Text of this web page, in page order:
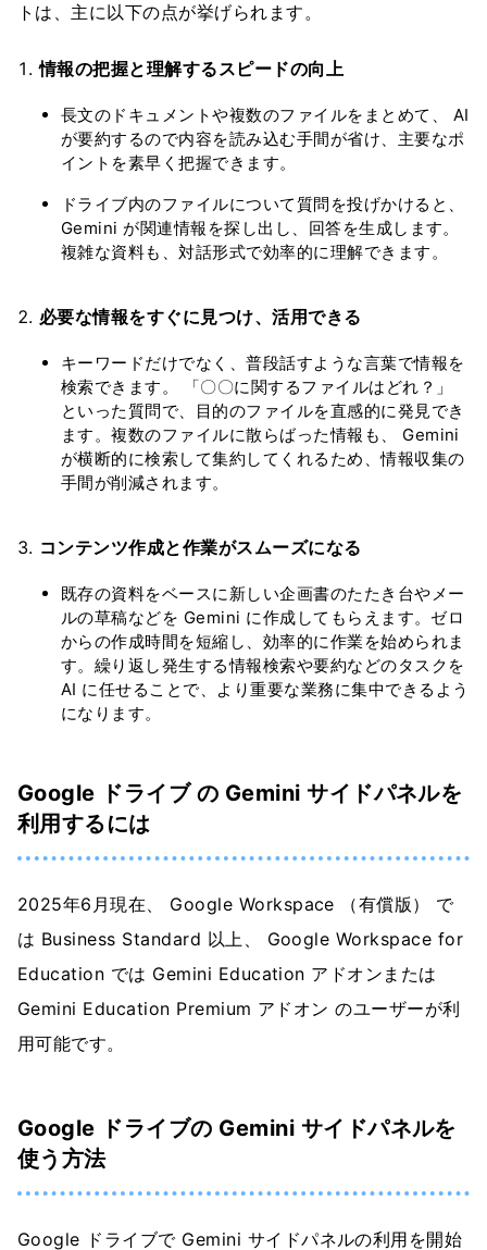
トは、主に以下の点が挙げられます。
情報の把握と理解するスピードの向上
長文のドキュメントや複数のファイルをまとめて、 AI
が要約するので内容を読み込む手間が省け、主要なポ
イントを素早く把握できます。
ドライブ内のファイルについて質問を投げかけると、
Gemini が関連情報を探し出し、回答を生成します。
複雑な資料も、対話形式で効率的に理解できます。
必要な情報をすぐに見つけ、活用できる
キーワードだけでなく、普段話すような言葉で情報を
検索できます。 「〇〇に関するファイルはどれ？」
といった質問で、目的のファイルを直感的に発見でき
ます。複数のファイルに散らばった情報も、 Gemini
が横断的に検索して集約してくれるため、情報収集の
手間が削減されます。
コンテンツ作成と作業がスムーズになる
既存の資料をベースに新しい企画書のたたき台やメー
ルの草稿などを Gemini に作成してもらえます。ゼロ
からの作成時間を短縮し、効率的に作業を始められま
す。繰り返し発生する情報検索や要約などのタスクを
AI に任せることで、より重要な業務に集中できるよう
になります。
Google ドライブ の Gemini サイドパネルを
利用するには
2025年6月現在、 Google Workspace （有償版） で
は Business Standard 以上、 Google Workspace for
Education では Gemini Education アドオンまたは
Gemini Education Premium アドオン のユーザーが利
用可能です。
Google ドライブの Gemini サイドパネルを
使う方法
Google ドライブで Gemini サイドパネルの利用を開始